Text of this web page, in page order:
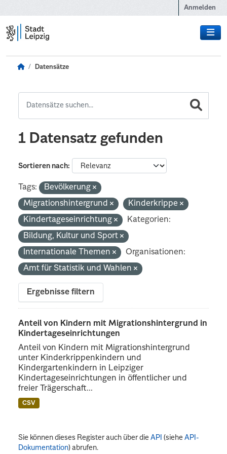
Anmelden
Datensätze
1 Datensatz gefunden
Sortieren nach
Tags:
Bevölkerung
Migrationshintergrund
Kinderkrippe
Kindertageseinrichtung
Kategorien:
Bildung, Kultur und Sport
Internationale Themen
Organisationen:
Amt für Statistik und Wahlen
Ergebnisse filtern
Anteil von Kindern mit Migrationshintergrund in
Kindertageseinrichtungen
Anteil von Kindern mit Migrationshintergrund
unter Kinderkrippenkindern und
Kindergartenkindern in Leipziger
Kindertageseinrichtungen in öffentlicher und
freier Trägerschaft...
CSV
Sie können dieses Register auch über dieAPI (sieheAPI-
Dokumentation) abrufen.